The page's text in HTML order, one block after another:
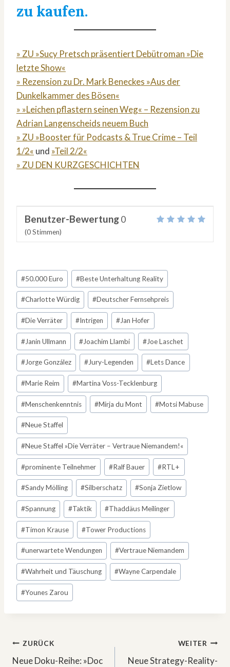
zu kaufen.
» ZU »Sucy Pretsch präsentiert Debütroman »Die
letzte Show«
» Rezension zu Dr. Mark Beneckes »Aus der
Dunkelkammer des Bösen«
» »Leichen pflastern seinen Weg« – Rezension zu
Adrian Langenscheids neuem Buch
» ZU »Booster für Podcasts & True Crime – Teil
1/2« und »Teil 2/2«
» ZU DEN KURZGESCHICHTEN
Benutzer-Bewertung0
(0Stimmen)
Schlagworte:
#50.000 Euro #Beste Unterhaltung Reality
#Charlotte Würdig #Deutscher Fernsehpreis
#Die Verräter #Intrigen #Jan Hofer
#Janin Ullmann #Joachim Llambi #Joe Laschet
#Jorge González #Jury-Legenden #Lets Dance
#Marie Reim #Martina Voss-Tecklenburg
#Menschenkenntnis #Mirja du Mont #Motsi Mabuse
#Neue Staffel
#Neue Staffel »Die Verräter – Vertraue Niemandem!«
#prominente Teilnehmer #Ralf Bauer #RTL+
#Sandy Mölling #Silberschatz #Sonja Zietlow
#Spannung #Taktik #Thaddäus Meilinger
#Timon Krause #Tower Productions
#unerwartete Wendungen #Vertraue Niemandem
#Wahrheit und Täuschung #Wayne Carpendale
#Younes Zarou
Beitragsnavigation
ZURÜCK
Neue Doku-Reihe: »Doc
WEITER
Neue Strategy-Reality-